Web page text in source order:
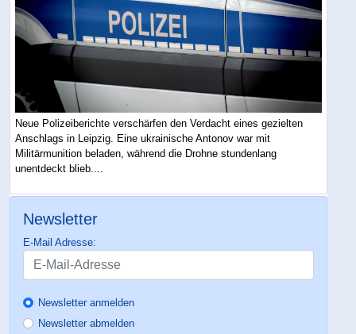
Neue Polizeiberichte verschärfen den Verdacht eines gezielten
Anschlags in Leipzig. Eine ukrainische Antonov war mit
Militärmunition beladen, während die Drohne stundenlang
unentdeckt blieb....
Newsletter
E-Mail Adresse:
Newsletter anmelden
Newsletter abmelden